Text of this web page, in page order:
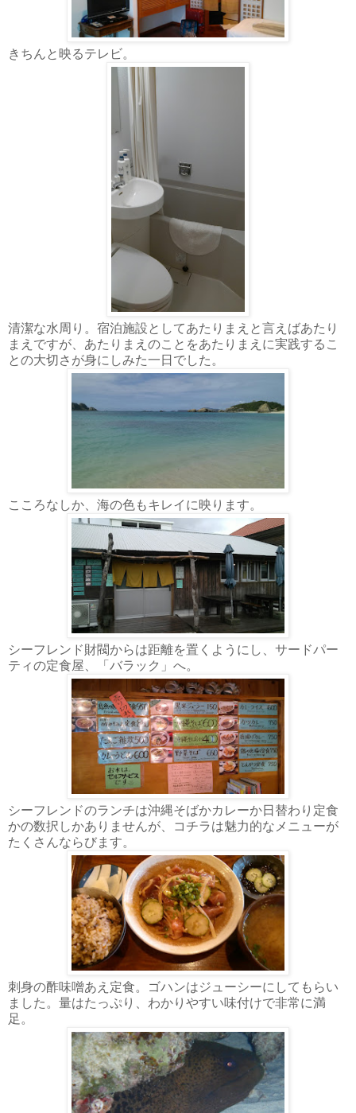
きちんと映るテレビ。
清潔な水周り。宿泊施設としてあたりまえと言えばあたり
まえですが、あたりまえのことをあたりまえに実践するこ
との大切さが身にしみた一日でした。
こころなしか、海の色もキレイに映ります。
シーフレンド財閥からは距離を置くようにし、サードパー
ティの定食屋、「バラック」へ。
シーフレンドのランチは沖縄そばかカレーか日替わり定食
かの数択しかありませんが、コチラは魅力的なメニューが
たくさんならびます。
刺身の酢味噌あえ定食。ゴハンはジューシーにしてもらい
ました。量はたっぷり、わかりやすい味付けで非常に満
足。